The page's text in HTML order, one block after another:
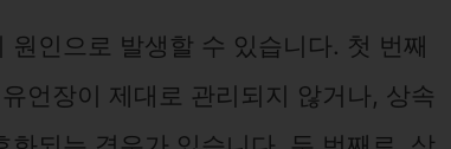
인으로 발생할 수 있습니다. 첫 번째
언장이 제대로 관리되지 않거나, 상속